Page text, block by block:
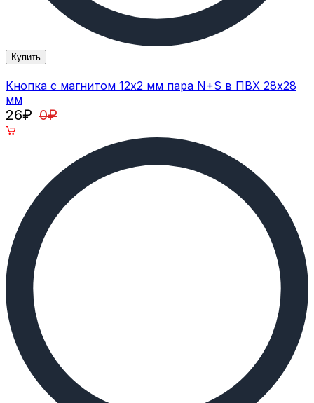
Купить
Кнопка с магнитом 12х2 мм пара N+S в ПВХ 28х28
мм
26₽ 0₽